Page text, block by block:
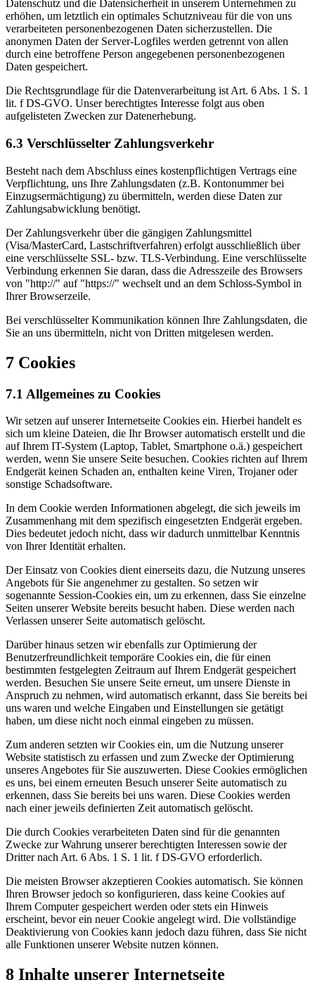
Datenschutz und die Datensicherheit in unserem Unternehmen zu
erhöhen, um letztlich ein optimales Schutzniveau für die von uns
verarbeiteten personenbezogenen Daten sicherzustellen. Die
anonymen Daten der Server-Logfiles werden getrennt von allen
durch eine betroffene Person angegebenen personenbezogenen
Daten gespeichert.
Die Rechtsgrundlage für die Datenverarbeitung ist Art. 6 Abs. 1 S. 1
lit. f DS-GVO. Unser berechtigtes Interesse folgt aus oben
aufgelisteten Zwecken zur Datenerhebung.
6.3 Verschlüsselter Zahlungsverkehr
Besteht nach dem Abschluss eines kostenpflichtigen Vertrags eine
Verpflichtung, uns Ihre Zahlungsdaten (z.B. Kontonummer bei
Einzugsermächtigung) zu übermitteln, werden diese Daten zur
Zahlungsabwicklung benötigt.
Der Zahlungsverkehr über die gängigen Zahlungsmittel
(Visa/MasterCard, Lastschriftverfahren) erfolgt ausschließlich über
eine verschlüsselte SSL- bzw. TLS-Verbindung. Eine verschlüsselte
Verbindung erkennen Sie daran, dass die Adresszeile des Browsers
von "http://" auf "https://" wechselt und an dem Schloss-Symbol in
Ihrer Browserzeile.
Bei verschlüsselter Kommunikation können Ihre Zahlungsdaten, die
Sie an uns übermitteln, nicht von Dritten mitgelesen werden.
7 Cookies
7.1 Allgemeines zu Cookies
Wir setzen auf unserer Internetseite Cookies ein. Hierbei handelt es
sich um kleine Dateien, die Ihr Browser automatisch erstellt und die
auf Ihrem IT-System (Laptop, Tablet, Smartphone o.ä.) gespeichert
werden, wenn Sie unsere Seite besuchen. Cookies richten auf Ihrem
Endgerät keinen Schaden an, enthalten keine Viren, Trojaner oder
sonstige Schadsoftware.
In dem Cookie werden Informationen abgelegt, die sich jeweils im
Zusammenhang mit dem spezifisch eingesetzten Endgerät ergeben.
Dies bedeutet jedoch nicht, dass wir dadurch unmittelbar Kenntnis
von Ihrer Identität erhalten.
Der Einsatz von Cookies dient einerseits dazu, die Nutzung unseres
Angebots für Sie angenehmer zu gestalten. So setzen wir
sogenannte Session-Cookies ein, um zu erkennen, dass Sie einzelne
Seiten unserer Website bereits besucht haben. Diese werden nach
Verlassen unserer Seite automatisch gelöscht.
Darüber hinaus setzen wir ebenfalls zur Optimierung der
Benutzerfreundlichkeit temporäre Cookies ein, die für einen
bestimmten festgelegten Zeitraum auf Ihrem Endgerät gespeichert
werden. Besuchen Sie unsere Seite erneut, um unsere Dienste in
Anspruch zu nehmen, wird automatisch erkannt, dass Sie bereits bei
uns waren und welche Eingaben und Einstellungen sie getätigt
haben, um diese nicht noch einmal eingeben zu müssen.
Zum anderen setzten wir Cookies ein, um die Nutzung unserer
Website statistisch zu erfassen und zum Zwecke der Optimierung
unseres Angebotes für Sie auszuwerten. Diese Cookies ermöglichen
es uns, bei einem erneuten Besuch unserer Seite automatisch zu
erkennen, dass Sie bereits bei uns waren. Diese Cookies werden
nach einer jeweils definierten Zeit automatisch gelöscht.
Die durch Cookies verarbeiteten Daten sind für die genannten
Zwecke zur Wahrung unserer berechtigten Interessen sowie der
Dritter nach Art. 6 Abs. 1 S. 1 lit. f DS-GVO erforderlich.
Die meisten Browser akzeptieren Cookies automatisch. Sie können
Ihren Browser jedoch so konfigurieren, dass keine Cookies auf
Ihrem Computer gespeichert werden oder stets ein Hinweis
erscheint, bevor ein neuer Cookie angelegt wird. Die vollständige
Deaktivierung von Cookies kann jedoch dazu führen, dass Sie nicht
alle Funktionen unserer Website nutzen können.
8 Inhalte unserer Internetseite